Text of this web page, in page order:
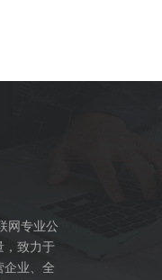
网专业公
，致力于
企业、全